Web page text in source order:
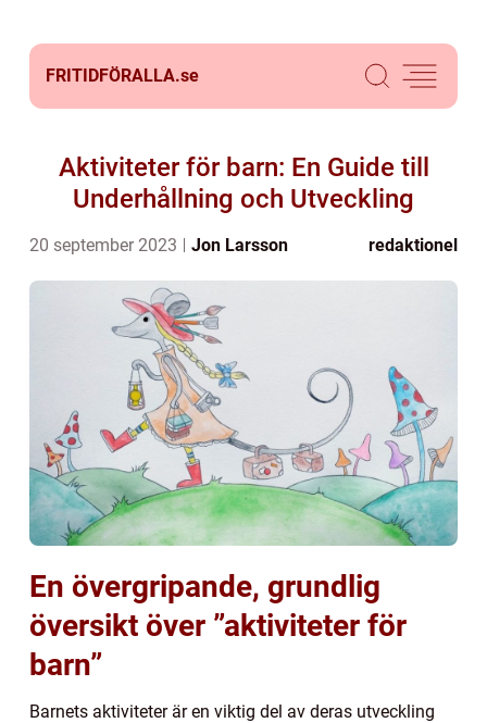
FRITIDFÖRALLA.se
Aktiviteter för barn: En Guide till
Underhållning och Utveckling
20 september 2023 Jon Larsson redaktionel
En övergripande, grundlig
översikt över ”aktiviteter för
barn”
Barnets aktiviteter är en viktig del av deras utveckling